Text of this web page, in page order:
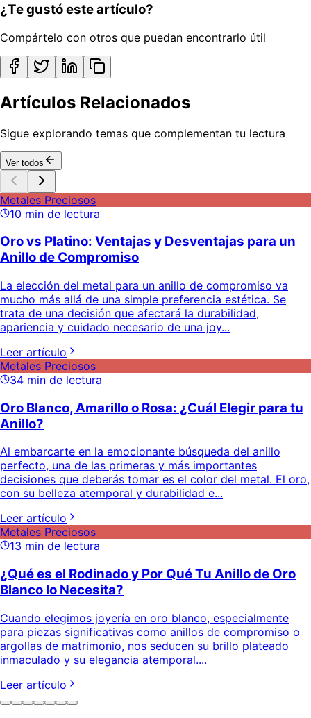
¿Te gustó este artículo?
Compártelo con otros que puedan encontrarlo útil
Artículos Relacionados
Sigue explorando temas que complementan tu lectura
Ver todos
Metales Preciosos
10 min de lectura
Oro vs Platino: Ventajas y Desventajas para un
Anillo de Compromiso
La elección del metal para un anillo de compromiso va
mucho más allá de una simple preferencia estética. Se
trata de una decisión que afectará la durabilidad,
apariencia y cuidado necesario de una joy...
Leer artículo
Metales Preciosos
34 min de lectura
Oro Blanco, Amarillo o Rosa: ¿Cuál Elegir para tu
Anillo?
Al embarcarte en la emocionante búsqueda del anillo
perfecto, una de las primeras y más importantes
decisiones que deberás tomar es el color del metal. El oro,
con su belleza atemporal y durabilidad e...
Leer artículo
Metales Preciosos
13 min de lectura
¿Qué es el Rodinado y Por Qué Tu Anillo de Oro
Blanco lo Necesita?
Cuando elegimos joyería en oro blanco, especialmente
para piezas significativas como anillos de compromiso o
argollas de matrimonio, nos seducen su brillo plateado
inmaculado y su elegancia atemporal....
Leer artículo